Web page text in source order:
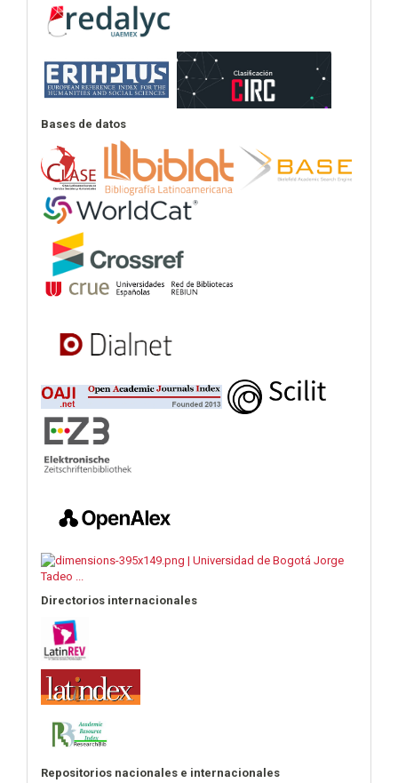
Bases de datos
Directorios internacionales
Repositorios nacionales e internacionales